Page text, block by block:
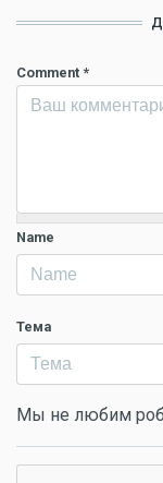
Comment *
Name
Тема
Мы не любим